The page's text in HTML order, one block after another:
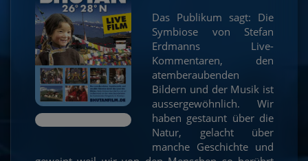
Das Publikum sagt: Die
Symbiose von Stefan
Erdmanns Live-
Kommentaren, den
atemberaubenden
Bildern und der Musik ist
aussergewöhnlich. Wir
haben gestaunt über die
Natur, gelacht über
manche Geschichte und